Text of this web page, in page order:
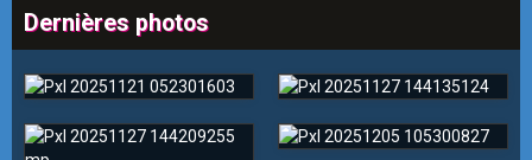
Dernières photos